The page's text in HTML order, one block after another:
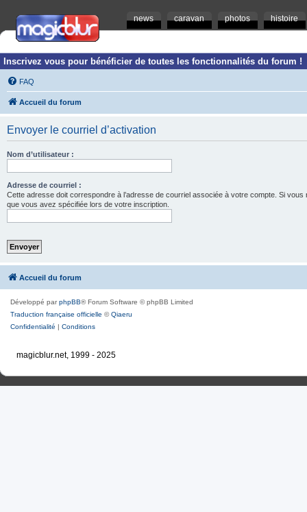
news caravan photos histoire
Inscrivez vous pour bénéficier de toutes les fonctionnalités du forum !
FAQ
Accueil du forum
Envoyer le courriel d’activation
Nom d’utilisateur :
Adresse de courriel :
Cette adresse doit correspondre à l’adresse de courriel associée à votre compte. Si vous
que vous avez spécifiée lors de votre inscription.
Accueil du forum
Développé parphpBB® Forum Software © phpBB Limited
Traduction française officielle ©Qiaeru
Confidentialité | Conditions
magicblur.net, 1999 - 2025